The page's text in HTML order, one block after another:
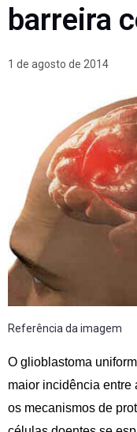
barreira
1 de agosto de 2014
Referência da imagem
O glioblastoma
maior incidência entre
os mecanismos de